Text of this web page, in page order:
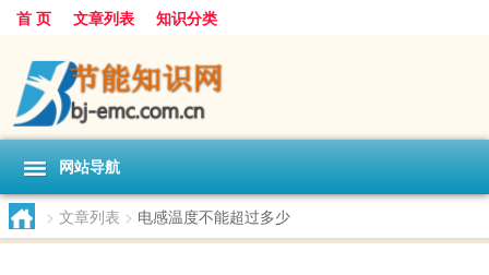
首 页 文章列表 知识分类
网站导航
> 文章列表 > 电感温度不能超过多少